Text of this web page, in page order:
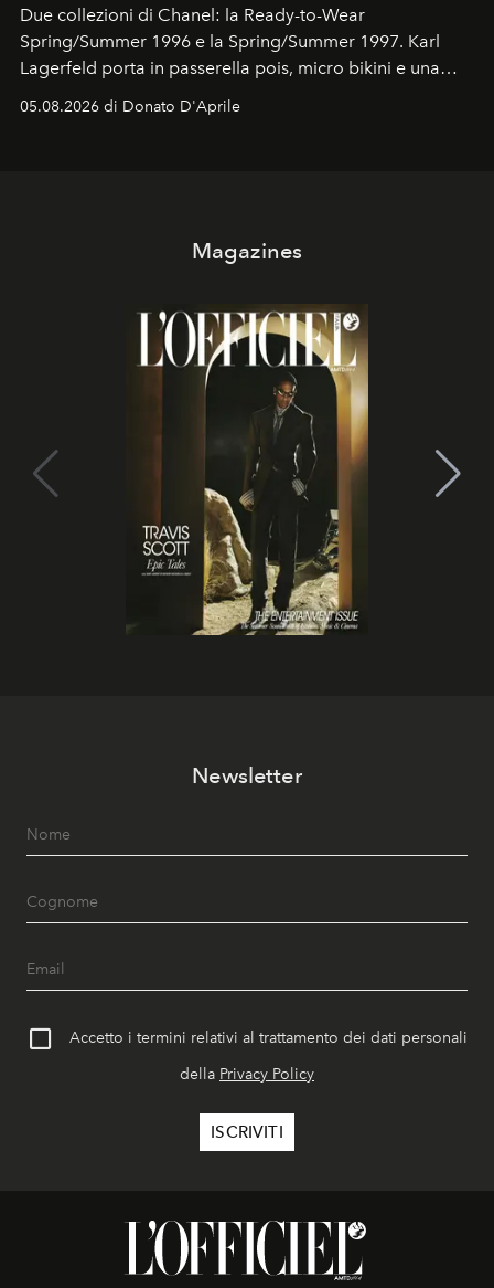
Due collezioni di Chanel: la Ready-to-Wear
Spring/Summer 1996 e la Spring/Summer 1997. Karl
Lagerfeld porta in passerella pois, micro bikini e una
logomania pensata per la spiaggia
Kate, Claudia e Carla una dietro l'altra. Trent'anni dopo,
05.08.2026 di Donato D'Aprile
Magazines
Newsletter
Accetto i termini relativi al trattamento dei dati personali
della Privacy Policy